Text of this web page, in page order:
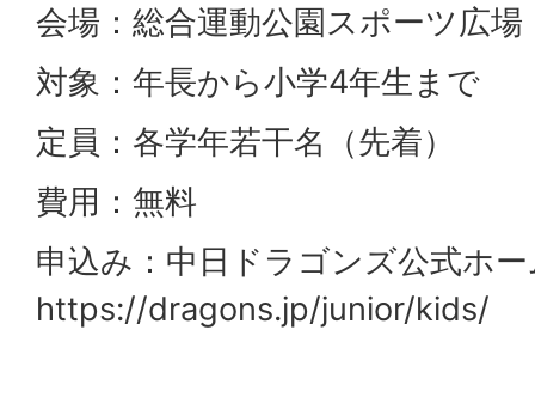
会場：総合運動公園スポーツ広場
対象：年長から小学4年生まで
定員：各学年若干名（先着）
費用：無料
申込み：中日ドラゴンズ公式ホ
https://dragons.jp/junior/kids/